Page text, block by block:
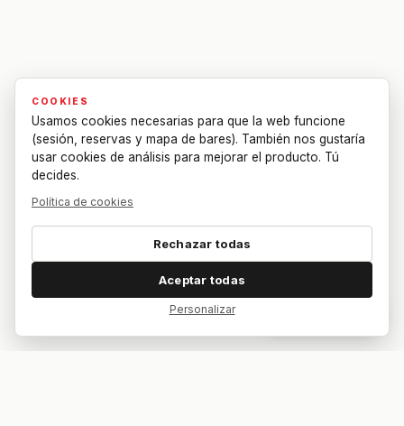
COOKIES
Usamos cookies necesarias para que la web funcione
(sesión, reservas y mapa de bares). También nos gustaría
usar cookies de análisis para mejorar el producto. Tú
decides.
Política de cookies
Rechazar todas
Aceptar todas
Personalizar